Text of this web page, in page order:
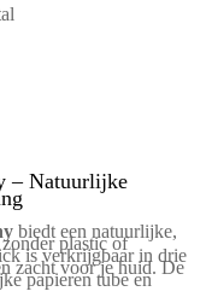
– Natuurlijke
biedt een natuurlijke,
plastic of
is verkrijgbaar in drie
zacht voor je huid. De
papieren tube en